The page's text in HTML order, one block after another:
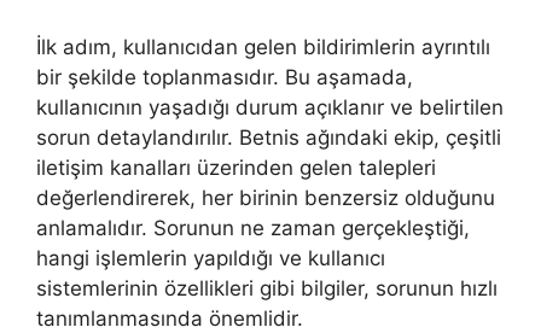
İlk adım, kullanıcıdan gelen bildirimlerin ayrıntılı
bir şekilde toplanmasıdır. Bu aşamada,
kullanıcının yaşadığı durum açıklanır ve belirtilen
sorun detaylandırılır. Betnis ağındaki ekip, çeşitli
iletişim kanalları üzerinden gelen talepleri
değerlendirerek, her birinin benzersiz olduğunu
anlamalıdır. Sorunun ne zaman gerçekleştiği,
hangi işlemlerin yapıldığı ve kullanıcı
sistemlerinin özellikleri gibi bilgiler, sorunun hızlı
tanımlanmasında önemlidir.